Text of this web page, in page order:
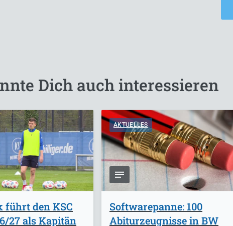
Dich auch interessieren
führt den KSC
27 als Kapitän
AKTUELLES
Softwarepanne: 100
Abiturzeugnisse in BW